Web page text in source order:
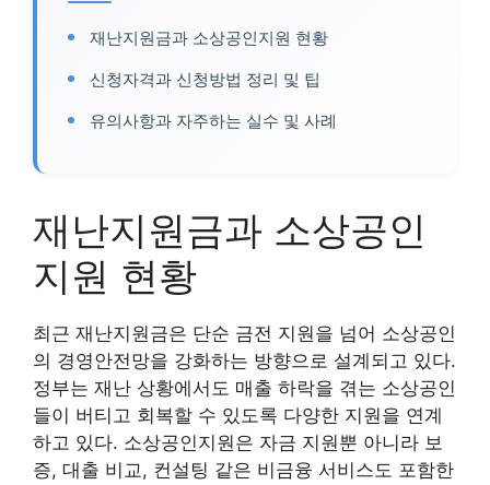
재난지원금과 소상공인지원 현황
신청자격과 신청방법 정리 및 팁
유의사항과 자주하는 실수 및 사례
재난지원금과 소상공인
지원 현황
최근 재난지원금은 단순 금전 지원을 넘어 소상공인
의 경영안전망을 강화하는 방향으로 설계되고 있다.
정부는 재난 상황에서도 매출 하락을 겪는 소상공인
들이 버티고 회복할 수 있도록 다양한 지원을 연계
하고 있다. 소상공인지원은 자금 지원뿐 아니라 보
증, 대출 비교, 컨설팅 같은 비금융 서비스도 포함한